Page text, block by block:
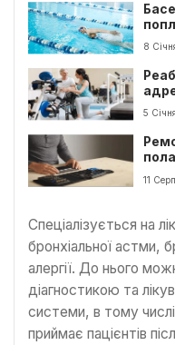
8
5
11
Спеціалізується на
бронхіальної астми,
алергії. До нього
діагностикою та
системи, в тому
приймає пацієнтів